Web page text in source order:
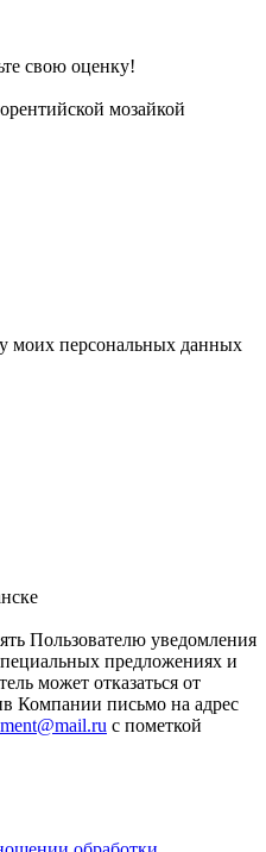
свою оценку!
мозайкой
моих персональных данных
Пользователю уведомления
предложениях и
может отказаться от
Компании письмо на адрес
с пометкой